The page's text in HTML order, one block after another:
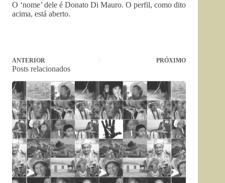
O ‘nome’ dele é Donato Di Mauro. O perfil, como dito
acima, está aberto.
ANTERIOR PRÓXIMO
Posts relacionados